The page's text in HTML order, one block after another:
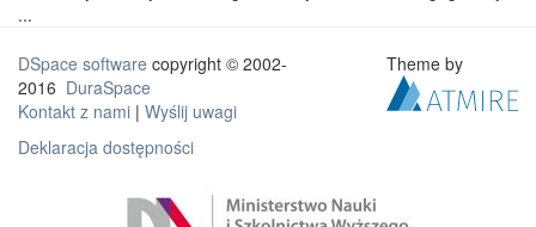
...
DSpace software copyright © 2002-
2016 DuraSpace
Kontakt z nami | Wyślij uwagi
Deklaracja dostępności
Theme by